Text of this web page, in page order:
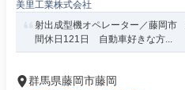
美里工業株式会社
射出成型機オペレーター／藤岡
間休日121日 自動車好きな方...
群馬県藤岡市藤岡